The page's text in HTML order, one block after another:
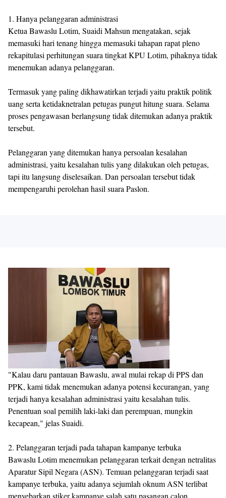
1. Hanya pelanggaran administrasi
Ketua Bawaslu Lotim, Suaidi Mahsun mengatakan, sejak
memasuki hari tenang hingga memasuki tahapan rapat pleno
rekapitulasi perhitungan suara tingkat KPU Lotim, pihaknya tidak
menemukan adanya pelanggaran.
Termasuk yang paling dikhawatirkan terjadi yaitu praktik politik
uang serta ketidaknetralan petugas pungut hitung suara. Selama
proses pengawasan berlangsung tidak ditemukan adanya praktik
tersebut.
Pelanggaran yang ditemukan hanya persoalan kesalahan
administrasi, yaitu kesalahan tulis yang dilakukan oleh petugas,
tapi itu langsung diselesaikan. Dan persoalan tersebut tidak
mempengaruhi perolehan hasil suara Paslon.
"Kalau daru pantauan Bawaslu, awal mulai rekap di PPS dan
PPK, kami tidak menemukan adanya potensi kecurangan, yang
terjadi hanya kesalahan administrasi yaitu kesalahan tulis.
Penentuan soal pemilih laki-laki dan perempuan, mungkin
kecapean," jelas Suaidi.
2. Pelanggaran terjadi pada tahapan kampanye terbuka
Bawaslu Lotim menemukan pelanggaran terkait dengan netralitas
Aparatur Sipil Negara (ASN). Temuan pelanggaran terjadi saat
kampanye terbuka, yaitu adanya sejumlah oknum ASN terlibat
menyebarkan stiker kampanye salah satu pasangan calon